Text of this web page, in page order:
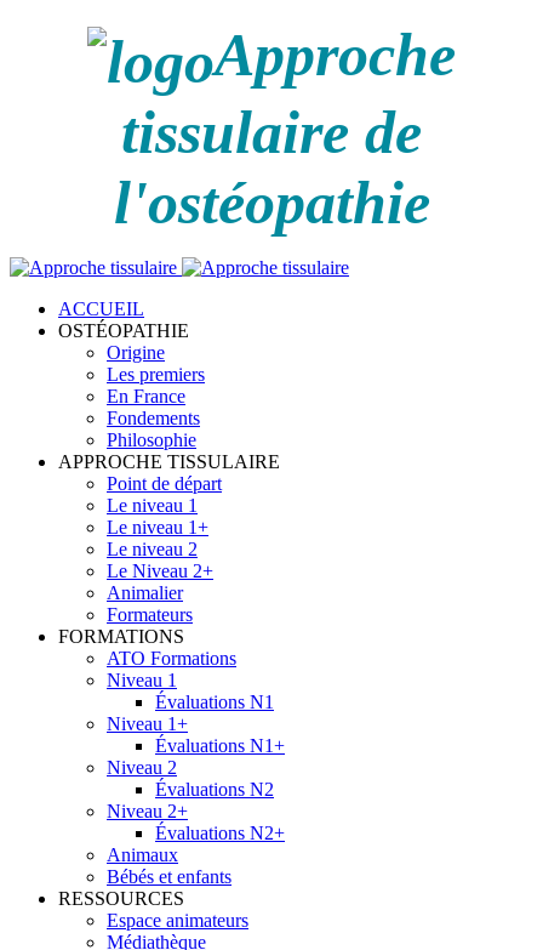
Approche
tissulaire de
l'ostéopathie
ACCUEIL
OSTÉOPATHIE
Origine
Les premiers
En France
Fondements
Philosophie
APPROCHE TISSULAIRE
Point de départ
Le niveau 1
Le niveau 1+
Le niveau 2
Le Niveau 2+
Animalier
Formateurs
FORMATIONS
ATO Formations
Niveau 1
Évaluations N1
Niveau 1+
Évaluations N1+
Niveau 2
Évaluations N2
Niveau 2+
Évaluations N2+
Animaux
Bébés et enfants
RESSOURCES
Espace animateurs
Médiathèque